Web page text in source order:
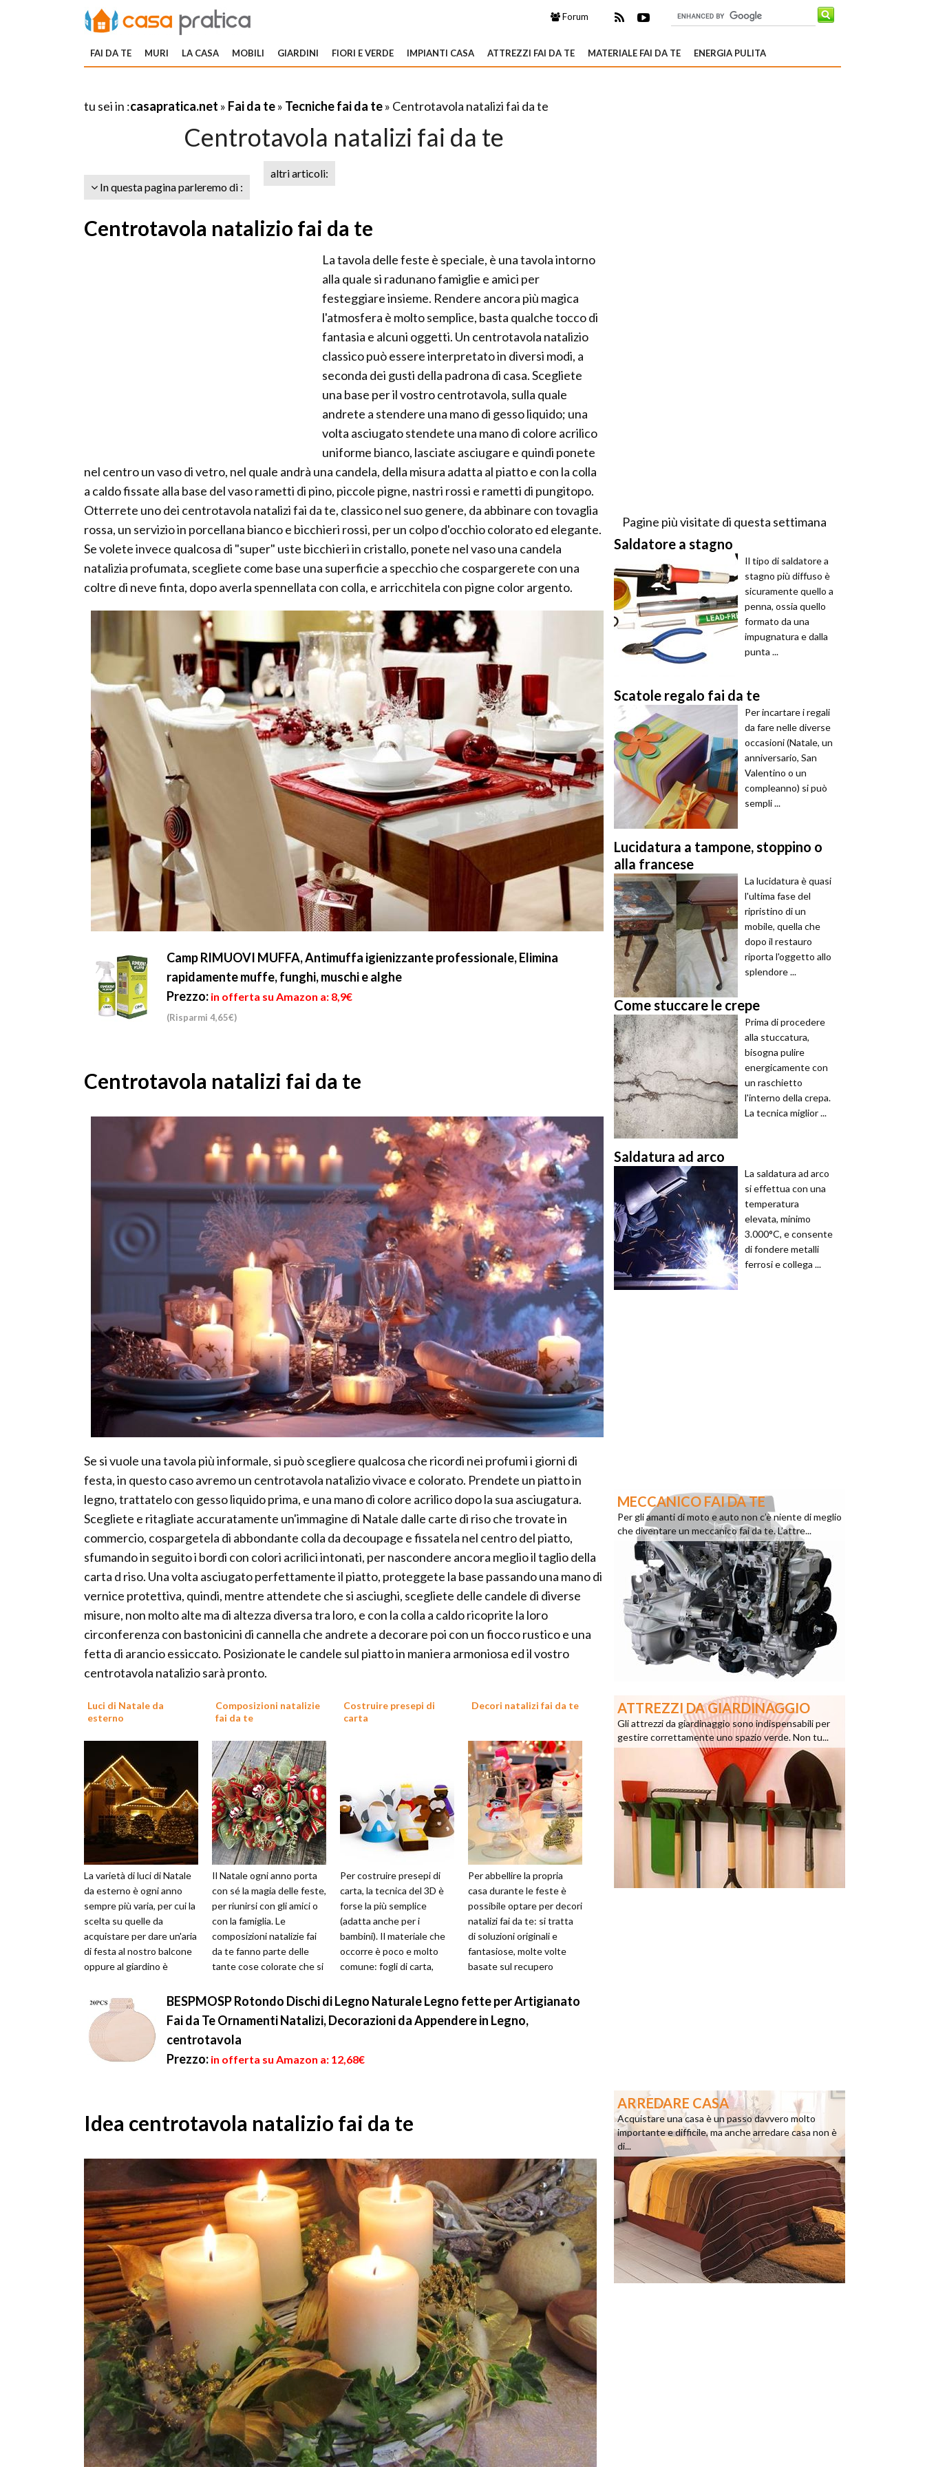
Forum
FAI DA TE MURI LA CASA MOBILI GIARDINI FIORI E VERDE IMPIANTI CASA ATTREZZI FAI DA TE MATERIALE FAI DA TE ENERGIA PULITA
tu sei in :casapratica.net » Fai da te» Tecniche fai da te» Centrotavola natalizi fai da te
Centrotavola natalizi fai da te
In questa pagina parleremo di :
altri articoli:
Centrotavola natalizio fai da te
La tavola delle feste è speciale, è una tavola intorno
alla quale si radunano famiglie e amici per
festeggiare insieme. Rendere ancora più magica
l'atmosfera è molto semplice, basta qualche tocco di
fantasia e alcuni oggetti. Un centrotavola natalizio
classico può essere interpretato in diversi modi, a
seconda dei gusti della padrona di casa. Scegliete
una base per il vostro centrotavola, sulla quale
andrete a stendere una mano di gesso liquido; una
volta asciugato stendete una mano di colore acrilico
uniforme bianco, lasciate asciugare e quindi ponete
nel centro un vaso di vetro, nel quale andrà una candela, della misura adatta al piatto e con la colla
a caldo fissate alla base del vaso rametti di pino, piccole pigne, nastri rossi e rametti di pungitopo.
Otterrete uno dei centrotavola natalizi fai da te, classico nel suo genere, da abbinare con tovaglia
rossa, un servizio in porcellana bianco e bicchieri rossi, per un colpo d'occhio colorato ed elegante.
Se volete invece qualcosa di "super" uste bicchieri in cristallo, ponete nel vaso una candela
natalizia profumata, scegliete come base una superficie a specchio che cospargerete con una
coltre di neve finta, dopo averla spennellata con colla, e arricchitela con pigne color argento.
Camp RIMUOVI MUFFA, Antimuffa igienizzante professionale, Elimina
rapidamente muffe, funghi, muschi e alghe
Prezzo: in offerta su Amazon a: 8,9€
(Risparmi 4,65€)
Centrotavola natalizi fai da te
Se si vuole una tavola più informale, si può scegliere qualcosa che ricordi nei profumi i giorni di
festa, in questo caso avremo un centrotavola natalizio vivace e colorato. Prendete un piatto in
legno, trattatelo con gesso liquido prima, e una mano di colore acrilico dopo la sua asciugatura.
Scegliete e ritagliate accuratamente un'immagine di Natale dalle carte di riso che trovate in
commercio, cospargetela di abbondante colla da decoupage e fissatela nel centro del piatto,
sfumando in seguito i bordi con colori acrilici intonati, per nascondere ancora meglio il taglio della
carta d riso. Una volta asciugato perfettamente il piatto, proteggete la base passando una mano di
vernice protettiva, quindi, mentre attendete che si asciughi, scegliete delle candele di diverse
misure, non molto alte ma di altezza diversa tra loro, e con la colla a caldo ricoprite la loro
circonferenza con bastonicini di cannella che andrete a decorare poi con un fiocco rustico e una
fetta di arancio essiccato. Posizionate le candele sul piatto in maniera armoniosa ed il vostro
centrotavola natalizio sarà pronto.
Luci di Natale da
esterno
La varietà di luci di Natale
da esterno è ogni anno
sempre più varia, per cui la
scelta su quelle da
acquistare per dare un'aria
di festa al nostro balcone
oppure al giardino è
Composizioni natalizie
fai da te
Il Natale ogni anno porta
con sé la magia delle feste,
per riunirsi con gli amici o
con la famiglia. Le
composizioni natalizie fai
da te fanno parte delle
tante cose colorate che si
Costruire presepi di
carta
Per costruire presepi di
carta, la tecnica del 3D è
forse la più semplice
(adatta anche per i
bambini). Il materiale che
occorre è poco e molto
comune: fogli di carta,
forb...
Decori natalizi fai da te
Per abbellire la propria
casa durante le feste è
possibile optare per decori
natalizi fai da te: si tratta
di soluzioni originali e
fantasiose, molte volte
basate sul recupero
BESPMOSP Rotondo Dischi di Legno Naturale Legno fette per Artigianato
Fai da Te Ornamenti Natalizi, Decorazioni da Appendere in Legno,
centrotavola
Prezzo: in offerta su Amazon a: 12,68€
Idea centrotavola natalizio fai da te
Pagine più visitate di questa settimana
Saldatore a stagno
Il tipo di saldatore a
stagno più diffuso è
sicuramente quello a
penna, ossia quello
formato da una
impugnatura e dalla
punta ...
Scatole regalo fai da te
Per incartare i regali
da fare nelle diverse
occasioni (Natale, un
anniversario, San
Valentino o un
compleanno) si può
sempli ...
Lucidatura a tampone, stoppino o
alla francese
La lucidatura è quasi
l'ultima fase del
ripristino di un
mobile, quella che
dopo il restauro
riporta l'oggetto allo
splendore ...
Come stuccare le crepe
Prima di procedere
alla stuccatura,
bisogna pulire
energicamente con
un raschietto
l'interno della crepa.
La tecnica miglior ...
Saldatura ad arco
La saldatura ad arco
si effettua con una
temperatura
elevata, minimo
3.000°C, e consente
di fondere metalli
ferrosi e collega ...
MECCANICO FAI DA TE
Per gli amanti di moto e auto non c’è niente di meglio
che diventare un meccanico fai da te. L’attre...
ATTREZZI DA GIARDINAGGIO
Gli attrezzi da giardinaggio sono indispensabili per
gestire correttamente uno spazio verde. Non tu...
ARREDARE CASA
Acquistare una casa è un passo davvero molto
importante e difficile, ma anche arredare casa non è
di...